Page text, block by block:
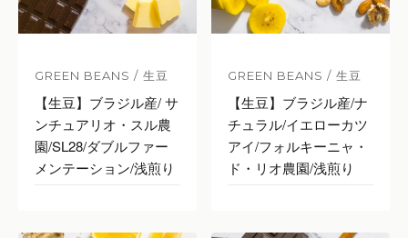
GREEN BEANS / 生豆
【生豆】ブラジル産/ サ
ンチュアリオ・スル農
園/SL28/ダブルファー
メンテーション/浅煎り
GREEN BEANS / 生豆
【生豆】ブラジル産/ナ
チュラル/イエローカツ
アイ/フォルキーニャ・
ド・リオ農園/浅煎り